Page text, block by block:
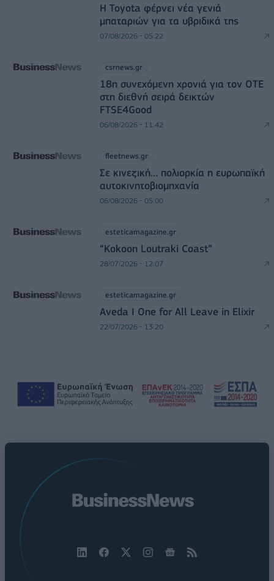
Η Toyota φέρνει νέα γενιά
μπαταριών για τα υβριδικά της
07/08/2026 - 05:22
csrnews.gr
18η συνεχόμενη χρονιά για τον ΟΤΕ
στη διεθνή σειρά δεικτών
FTSE4Good
06/08/2026 - 11:42
fleetnews.gr
Σε κινεζική… πολιορκία η ευρωπαϊκή
αυτοκινητοβιομηχανία
06/08/2026 - 05:00
esteticamagazine.gr
“Kokoon Loutraki Coast”
28/07/2026 - 12:07
esteticamagazine.gr
Aveda I One for All Leave in Elixir
22/07/2026 - 13:20